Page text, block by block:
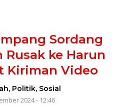
Sordang
Rusak ke Harun
Kiriman Video
, Politik, Sosial
2024 - 12:46